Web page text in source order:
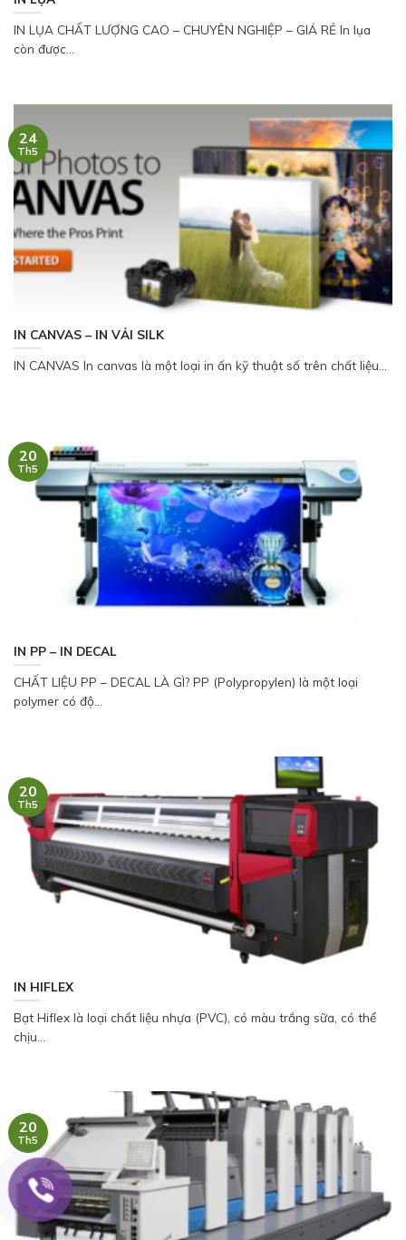
IN LỤA CHẤT LƯỢNG CAO – CHUYÊN NGHIỆP – GIÁ RẺ In lụa
còn được...
IN CANVAS – IN VẢI SILK
IN CANVAS In canvas là một loại in ấn kỹ thuật số trên chất liệu...
24
Th5
IN PP – IN DECAL
CHẤT LIỆU PP – DECAL LÀ GÌ? PP (Polypropylen) là một loại
polymer có độ...
20
Th5
IN HIFLEX
Bạt Hiflex là loại chất liệu nhựa (PVC), có màu trắng sữa, có thể
chịu...
20
Th5
20
Th5